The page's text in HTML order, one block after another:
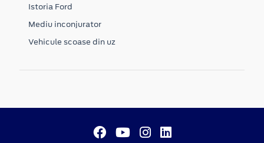
Istoria Ford
Mediu inconjurator
Vehicule scoase din uz